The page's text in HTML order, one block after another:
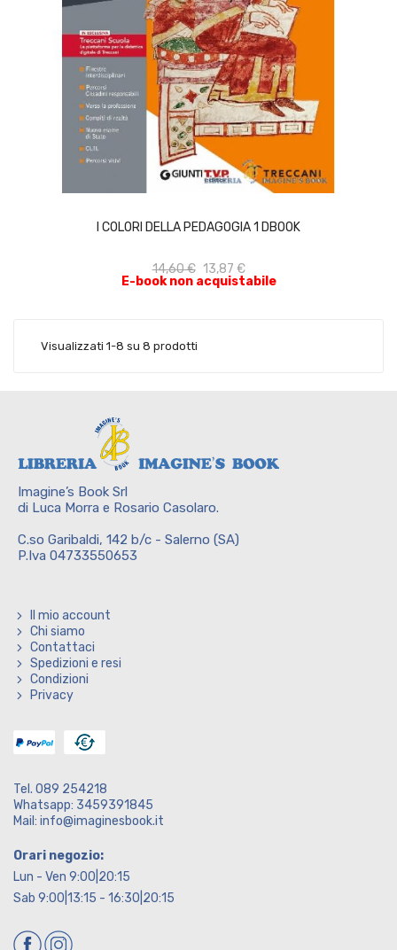
I COLORI DELLA PEDAGOGIA 1 DBOOK
14,60 € 13,87 €
E-book non acquistabile
Visualizzati 1-8 su 8 prodotti
Imagine’s Book Srl
di Luca Morra e Rosario Casolaro.
C.so Garibaldi, 142 b/c - Salerno (SA)
P.Iva 04733550653
Il mio account
Chi siamo
Contattaci
Spedizioni e resi
Condizioni
Privacy
Tel. 089 254218
Whatsapp: 3459391845
Mail: info@imaginesbook.it
Orari negozio:
Lun - Ven 9:00|20:15
Sab 9:00|13:15 - 16:30|20:15